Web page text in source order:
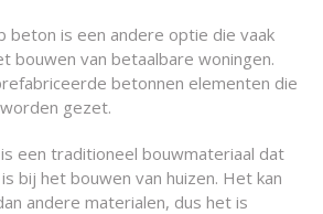
beton is een andere optie die vaak
bouwen van betaalbare woningen.
betonnen elementen die
gezet.
een traditioneel bouwmateriaal dat
bij het bouwen van huizen. Het kan
andere materialen, dus het is